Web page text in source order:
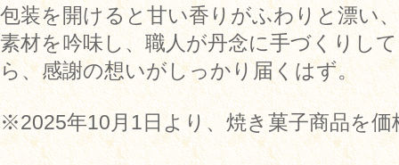
包装を開けると甘い香りがふわりと漂い
素材を吟味し、職人が丹念に手づくりし
ら、感謝の想いがしっかり届くはず。
※2025年10月1日より、焼き菓子商品を